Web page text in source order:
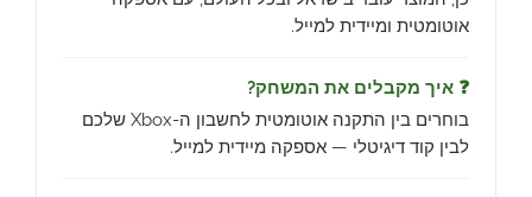
אוטומטית ומיידית למייל.
❓ איך מקבלים את המשחק?
בוחרים בין התקנה אוטומטית לחשבון ה-Xbox שלכם
לבין קוד דיגיטלי — אספקה מיידית למייל.